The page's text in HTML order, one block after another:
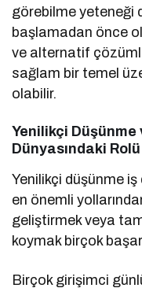
görebilme yeteneği
başlamadan önce
ve alternatif
sağlam bir temel
olabilir.
Yenilikçi Düşünme
Dünyasındaki Rolü
Yenilikçi düşünme
en önemli
geliştirmek veya
koymak birçok
Birçok girişimci